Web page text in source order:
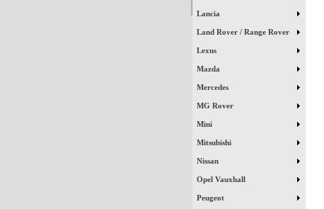
Lancia
Land Rover / Range Rover
Lexus
Mazda
Mercedes
MG Rover
Mini
Mitsubishi
Nissan
Opel Vauxhall
Peugeot